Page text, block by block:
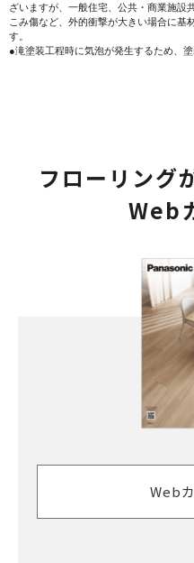
ざいますが、一般住宅、公共・商業施設
こみ傷など、外的衝撃が大きい場合に基
す。
●滝塗装工程時に気泡が発生するため、
フローリング
Web
Web